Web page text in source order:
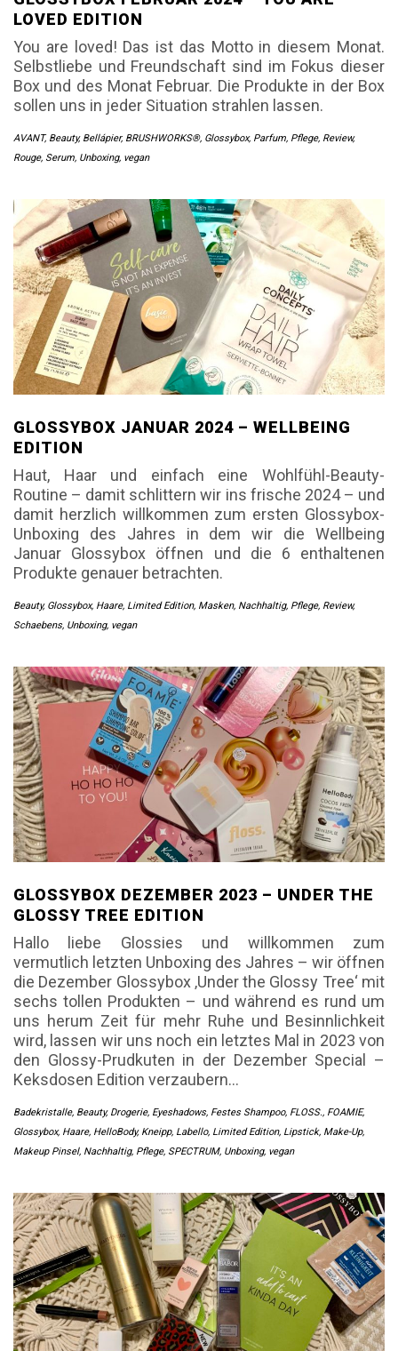
LOVED EDITION
You are loved! Das ist das Motto in diesem Monat.
Selbstliebe und Freundschaft sind im Fokus dieser
Box und des Monat Februar. Die Produkte in der Box
sollen uns in jeder Situation strahlen lassen.
AVANT, Beauty, Bellápier, BRUSHWORKS®, Glossybox, Parfum, Pflege, Review,
Rouge, Serum, Unboxing, vegan
GLOSSYBOX JANUAR 2024 – WELLBEING
EDITION
Haut, Haar und einfach eine Wohlfühl-Beauty-
Routine – damit schlittern wir ins frische 2024 – und
damit herzlich willkommen zum ersten Glossybox-
Unboxing des Jahres in dem wir die Wellbeing
Januar Glossybox öffnen und die 6 enthaltenen
Produkte genauer betrachten.
Beauty, Glossybox, Haare, Limited Edition, Masken, Nachhaltig, Pflege, Review,
Schaebens, Unboxing, vegan
GLOSSYBOX DEZEMBER 2023 – UNDER THE
GLOSSY TREE EDITION
Hallo liebe Glossies und willkommen zum
vermutlich letzten Unboxing des Jahres – wir öffnen
die Dezember Glossybox ‚Under the Glossy Tree‘ mit
sechs tollen Produkten – und während es rund um
uns herum Zeit für mehr Ruhe und Besinnlichkeit
wird, lassen wir uns noch ein letztes Mal in 2023 von
den Glossy-Prudkuten in der Dezember Special –
Keksdosen Edition verzaubern…
Badekristalle, Beauty, Drogerie, Eyeshadows, Festes Shampoo, FLOSS. , FOAMIE,
Glossybox, Haare, HelloBody, Kneipp, Labello, Limited Edition, Lipstick, Make-Up,
Makeup Pinsel, Nachhaltig, Pflege, SPECTRUM, Unboxing, vegan